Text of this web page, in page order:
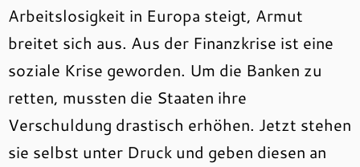
Arbeitslosigkeit in Europa steigt, Armut
breitet sich aus. Aus der Finanzkrise ist eine
soziale Krise geworden. Um die Banken zu
retten, mussten die Staaten ihre
Verschuldung drastisch erhöhen. Jetzt stehen
sie selbst unter Druck und geben diesen an